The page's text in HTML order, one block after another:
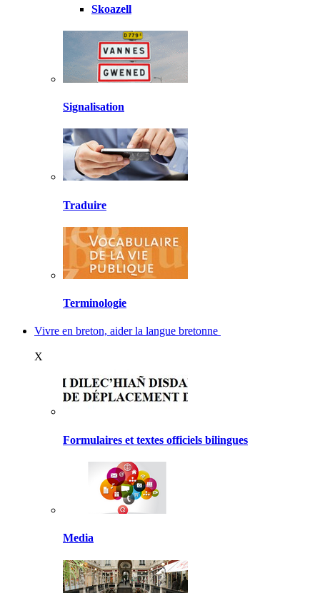
Skoazell
Signalisation
Traduire
Terminologie
Vivre en breton, aider la langue bretonne
X
Formulaires et textes officiels bilingues
Media